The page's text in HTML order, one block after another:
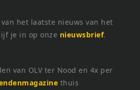
het laatste nieuws van het
je in op onze nieuwsbrief.
van OLV ter Nood en 4x per
thuis